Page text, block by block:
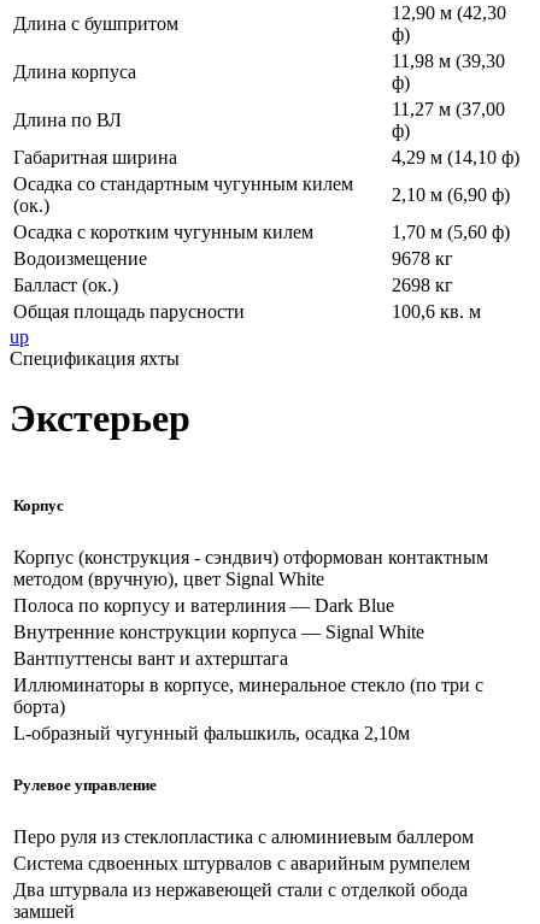
Длина с бушпритом
12,90 м (42,30
ф)
Длина корпуса
11,98 м (39,30
ф)
Длина по ВЛ
11,27 м (37,00
ф)
Габаритная ширина
4,29 м (14,10 ф)
Осадка со стандартным чугунным килем
(ок.)
2,10 м (6,90 ф)
Осадка с коротким чугунным килем
1,70 м (5,60 ф)
Водоизмещение
9678 кг
Балласт (ок.)
2698 кг
Общая площадь парусности
100,6 кв. м
up
Спецификация яхты
Экстерьер
Корпус
Корпус (конструкция - сэндвич) отформован контактным
методом (вручную), цвет Signal White
Полоса по корпусу и ватерлиния — Dark Blue
Внутренние конструкции корпуса — Signal White
Вантпуттенсы вант и ахтерштага
Иллюминаторы в корпусе, минеральное стекло (по три с
борта)
L-образный чугунный фальшкиль, осадка 2,10м
Рулевое управление
Перо руля из стеклопластика с алюминиевым баллером
Система сдвоенных штурвалов с аварийным румпелем
Два штурвала из нержавеющей стали с отделкой обода
замшей